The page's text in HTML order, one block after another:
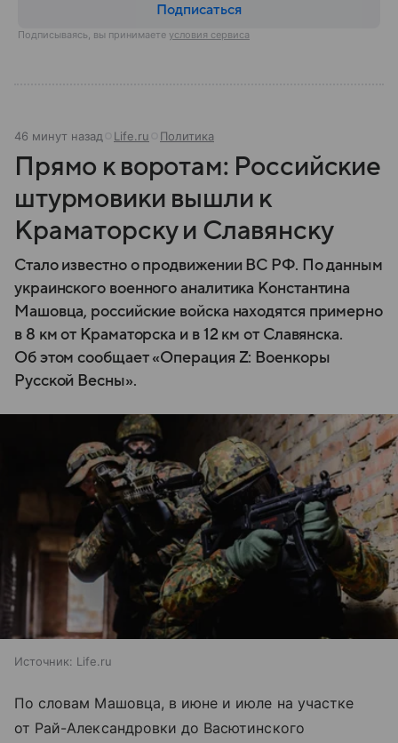
Подписаться
Подписываясь, вы принимаете условия сервиса
46 минут назад Life.ru Политика
Прямо к воротам: Российские
штурмовики вышли к
Краматорску и Славянску
Стало известно о продвижении ВС РФ. По данным
украинского военного аналитика Константина
Машовца, российские войска находятся примерно
в 8 км от Краматорска и в 12 км от Славянска.
Об этом сообщает «Операция Z: Военкоры
Русской Весны».
Источник: Life.ru
По словам Машовца, в июне и июле на участке
от Рай-Александровки до Васютинского